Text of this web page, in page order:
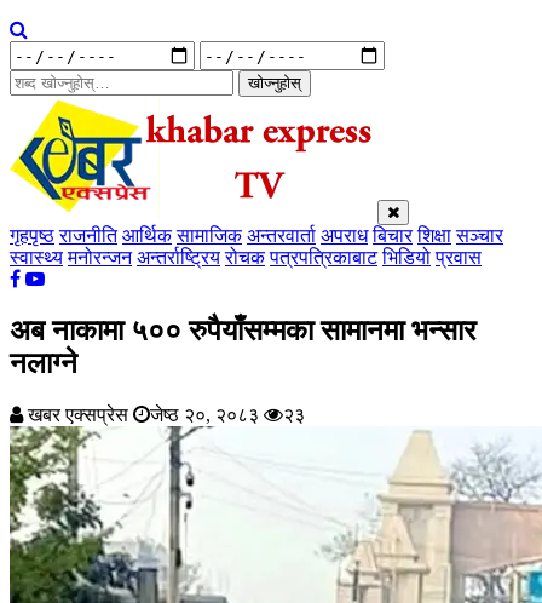
खोज्नुहोस्
गृहपृष्ठ राजनीति आर्थिक सामाजिक अन्तरवार्ता अपराध बिचार शिक्षा सञ्चार
स्वास्थ्य मनोरन्जन अन्तर्राष्ट्रिय रोचक पत्रपत्रिकाबाट भिडियो प्रवास
अब नाकामा ५०० रुपैयाँसम्मका सामानमा भन्सार
नलाग्ने
खबर एक्सप्रेस जेष्ठ २०, २०८३ २३